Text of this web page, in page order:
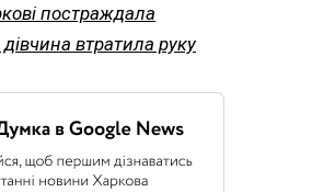
постраждала
втратила руку